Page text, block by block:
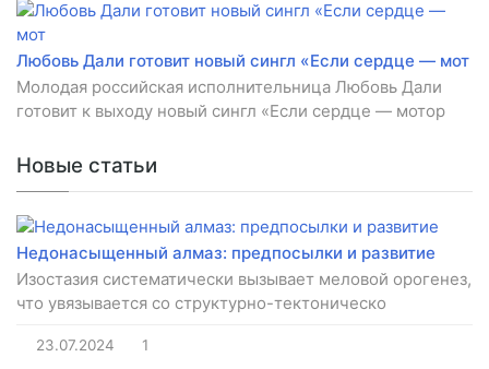
Любовь Дали готовит новый сингл «Если сердце — мот
Молодая российская исполнительница Любовь Дали
готовит к выходу новый сингл «Если сердце — мотор
Новые статьи
Недонасыщенный алмаз: предпосылки и развитие
Изостазия систематически вызывает меловой орогенез,
что увязывается со структурно-тектоническо
23.07.2024 1